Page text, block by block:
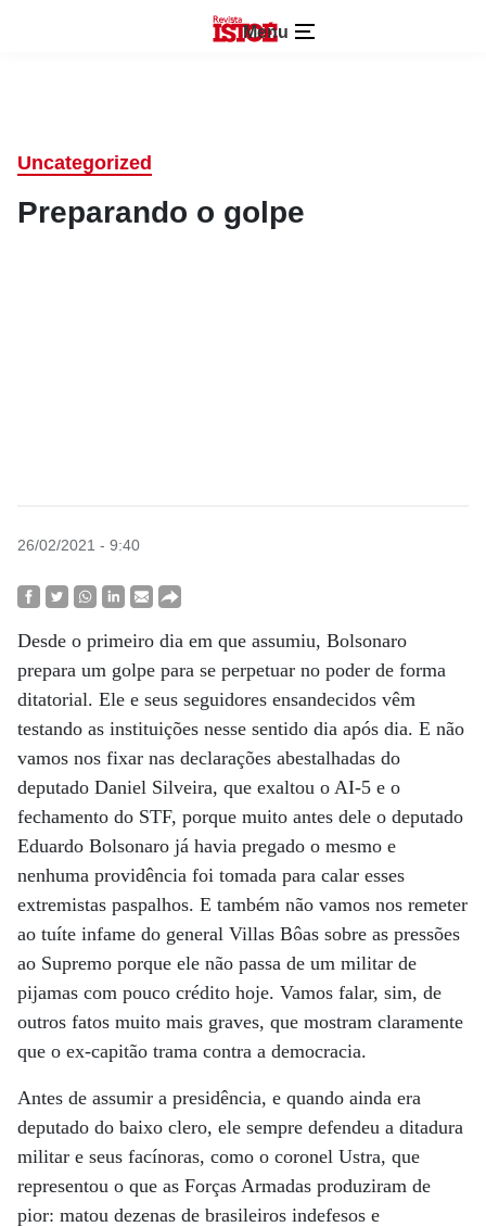
Menu
Uncategorized
Preparando o golpe
26/02/2021 - 9:40
Desde o primeiro dia em que assumiu, Bolsonaro
prepara um golpe para se perpetuar no poder de forma
ditatorial. Ele e seus seguidores ensandecidos vêm
testando as instituições nesse sentido dia após dia. E não
vamos nos fixar nas declarações abestalhadas do
deputado Daniel Silveira, que exaltou o AI-5 e o
fechamento do STF, porque muito antes dele o deputado
Eduardo Bolsonaro já havia pregado o mesmo e
nenhuma providência foi tomada para calar esses
extremistas paspalhos. E também não vamos nos remeter
ao tuíte infame do general Villas Bôas sobre as pressões
ao Supremo porque ele não passa de um militar de
pijamas com pouco crédito hoje. Vamos falar, sim, de
outros fatos muito mais graves, que mostram claramente
que o ex-capitão trama contra a democracia.
Antes de assumir a presidência, e quando ainda era
deputado do baixo clero, ele sempre defendeu a ditadura
militar e seus facínoras, como o coronel Ustra, que
representou o que as Forças Armadas produziram de
pior: matou dezenas de brasileiros indefesos e